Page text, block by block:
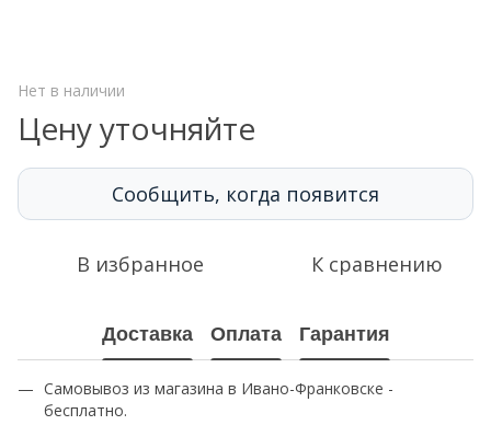
Нет в наличии
Цену уточняйте
Сообщить, когда появится
В избранное К сравнению
Доставка Оплата Гарантия
Самовывоз из магазина в Ивано-Франковске -
бесплатно.